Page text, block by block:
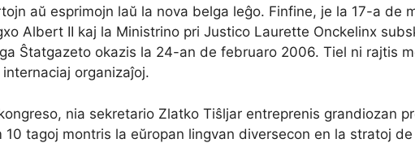
aŭ esprimojn laŭ la nova belga leĝo. Finfine, je la 17-a
Albert II kaj la Ministrino pri Justico Laurette Onckelinx
Ŝtatgazeto okazis la 24-an de februaro 2006. Tiel ni rajtis
organizaĵoj.
nia sekretario Zlatko Tiŝljar entreprenis grandiozan
10 tagoj montris la eŭropan lingvan diversecon en la stratoj